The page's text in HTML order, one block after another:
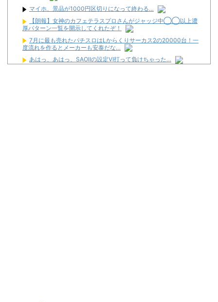
マイホ、景品が1000円区切りになって終わる…
【朗報】女神のカフェテラスプロさんがジャッジ中◯◯以上濃
厚パターン一覧を開示してくれたぞ！
7月に最も売れたパチスロはLからくりサーカス2の20000台！一
度流れを作るとメーカーも安泰だな…
あはっ、あはっ、SAOⅡの設定Ⅵ打って負けちゃった…